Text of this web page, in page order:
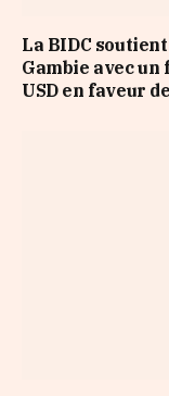
La BIDC
Gambie avec
USD en faveur